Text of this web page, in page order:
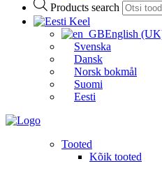
Products search
Keel
English
Svenska
Dansk
Norsk bokmål
Suomi
Eesti
Tooted
Kõik tooted